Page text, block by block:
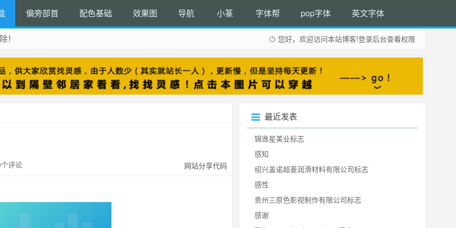
偏旁部首 配色基础 效果图 导航 小篆 字体帮 pop字体 英文字体
您好，欢迎访问本站博客!登录后台查看权限
！
评论 网站分享代码
最近发表
锦逸星美业标志
感知
绍兴盖诺超菱润滑材料有限公司标志
感性
贵州三原色影视制作有限公司标志
感谢